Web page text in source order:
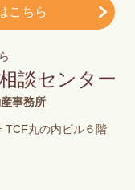
こちら
談センター
事務所
TCF丸の内ビル６階